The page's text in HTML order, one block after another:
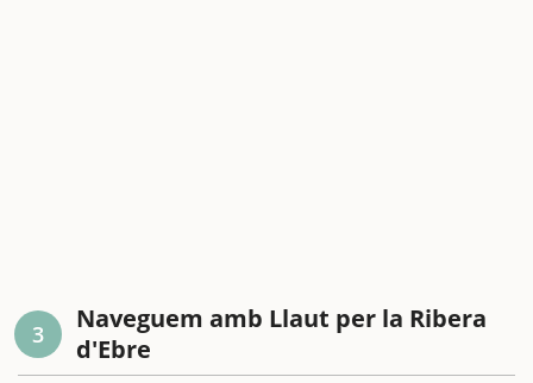
3
Naveguem amb Llaut per la Ribera
d'Ebre